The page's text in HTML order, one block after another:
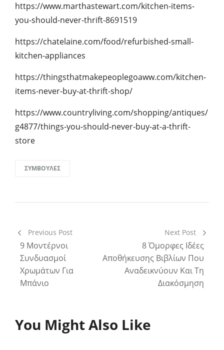
https://www.marthastewart.com/kitchen-items-
you-should-never-thrift-8691519
https://chatelaine.com/food/refurbished-small-
kitchen-appliances
https://thingsthatmakepeoplegoaww.com/kitchen-
items-never-buy-at-thrift-shop/
https://www.countryliving.com/shopping/antiques/
g4877/things-you-should-never-buy-at-a-thrift-
store
ΣΥΜΒΟΥΛΕΣ
Previous Post
9 Μοντέρνοι
Συνδυασμοί
Χρωμάτων Για
Μπάνιο
Next Post
8 Όμορφες Ιδέες
Αποθήκευσης Βιβλίων Που
Αναδεικνύουν Και Τη
Διακόσμηση
You Might Also Like